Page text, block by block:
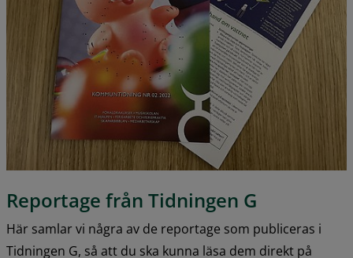
Reportage från Tidningen G
Här samlar vi några av de reportage som publiceras i
Tidningen G, så att du ska kunna läsa dem direkt på